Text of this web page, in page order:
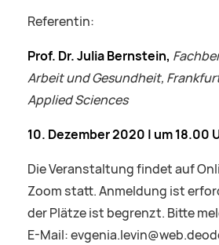
Referentin:
Prof. Dr. Julia Bernstein,
Arbeit und Gesundheit,
Applied Sciences
10. Dezember 2020 | um 18.00
Die Veranstaltung findet auf
Zoom statt. Anmeldung ist
der Plätze ist begrenzt. Bitte
E-Mail: